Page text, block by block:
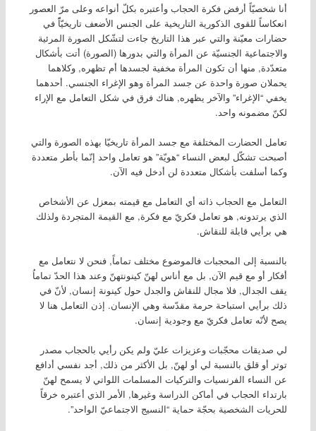
أنا شخصيّاً أرفض فكرة الحجاب وأعتبره بكلّ أنواعه وعلى مرّ العصور
انعكاساً للقوى الذكورية التاريخية على الجنس الأضعف تاريخيّاًً في
حضارات معيّنة والتي عبر هذا التاريخ جاءت لتشّكل الصورة المرئية
والاجتماعية الجنسيّة عن المرأة والتي بدورها (الصورة) أتت بأشكال
متعدّدة, منها أن تكون المرأة مخفية لجسدها أم تظهره, وكلاهما
يحملان صورة واحدة عن جسد المرأة وهو الإغراء الجنسي. أحدهما
يخفي “الإغراء” والآخر يظهره, هناك فرق في شكل التعامل مع الإراء
لكنّ مضمونه واحد.
تعامل الحضارت المختلفة مع جسد المرأة تاريخيّا بهذه الصورة والتي
أصبحت تشكّل لبعض النساء “هويّة” هو تعامل واحد إنّما بأطر متعددة
وكما أسلفت بأشكال متعددة لن أدخل فيه الآن.
التعامل مع الحجاب ذاته أي التعامل مع قيمته بمعزل عن الأشخاص
الذي يرتدونه, هو تعامل فكريّ مع فكرة, مع القيمة المتجردة ولذلك
هي برأيي قابلة للنقاش.
بالنسبة إلى المحجبات فالموضوع مختلف تماماً, فنحن لا نتعامل مع
أفكار أو مع قيم الآن, بل مع أناس لهنّ كينونتهنّ وعند هذا الحدّ تماماُ
يقف الجدال, فلا مجال للنقاش والجدل حول كينونة إنسان, لأنّ في
ذلك برأيي استباحة حرمة مقدّسة وهي الإنسان. إذن التعامل هنا لا
يصح لأنّه تعامل فكريّ مع وجودية إنسان.
لي صديقات محجّبات وعزيزات عليّ ولم يكن رأيي بالحجاب مصدر
توتر أو قلق بالنسبة لي أو لهنّ, بل الأكثر من ذلك, أجد نفسي أدافع
عن النساء الفرنسيات والتركيات المسلمات اللواتي لا يسمح لهنّ
بارتداء الحجاب في أماكن الدراسة وغيرها, الأمر الذي أعتبره خرقاً
للحريات الشخصية بحجّة حماية “النسيج الاجتماعيّ الواحد”.